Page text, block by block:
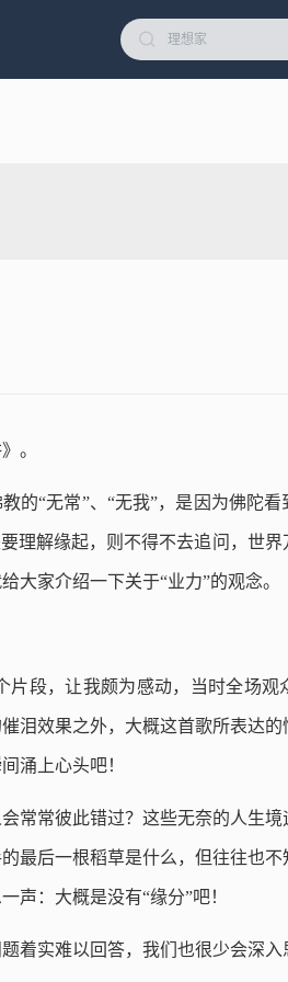
。
的“无常”、“无我”，是因为佛陀
理解缘起，则不得不去追问，世
大家介绍一下关于“业力”的观念。
段，让我颇为感动，当时全场观
泪效果之外，大概这首歌所表达
涌上心头吧！
常常彼此错过？这些无奈的人生
最后一根稻草是什么，但往往也
声：大概是没有“缘分”吧！
着实难以回答，我们也很少会深入